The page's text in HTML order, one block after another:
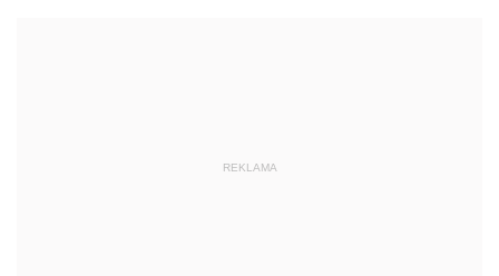
REKLAMA